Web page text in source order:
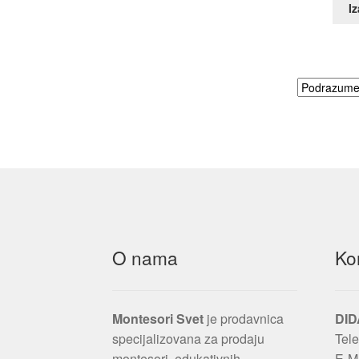
O nama
Montesori Svet je prodavnica
specijalizovana za prodaju